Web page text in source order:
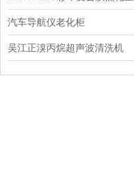
汽车导航仪老化柜
吴江正溴丙烷超声波清洗机